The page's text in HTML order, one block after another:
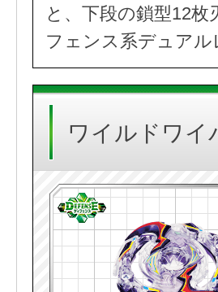
と、下段の鎖型12
フェンス系デュアル
ワイルドワイ